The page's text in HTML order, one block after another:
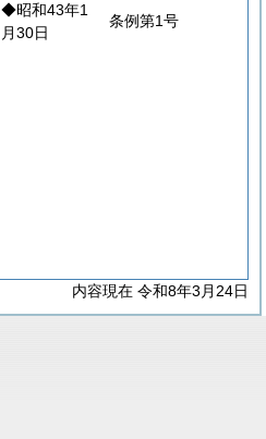
◆昭和43年1
月30日
条例第1号
内容現在 令和8年3月24日